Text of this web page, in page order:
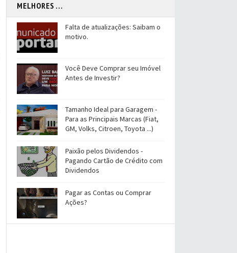
MELHORES ...
Falta de atualizações: Saibam o
motivo.
Você Deve Comprar seu Imóvel
Antes de Investir?
Tamanho Ideal para Garagem -
Para as Principais Marcas (Fiat,
GM, Volks, Citroen, Toyota ...)
Paixão pelos Dividendos -
Pagando Cartão de Crédito com
Dividendos
Pagar as Contas ou Comprar
Ações?